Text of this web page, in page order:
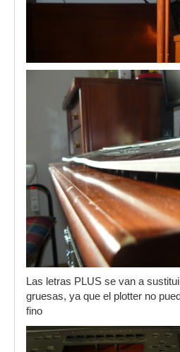
Las letras PLUS se van a
gruesas, ya que el plotter no
fino